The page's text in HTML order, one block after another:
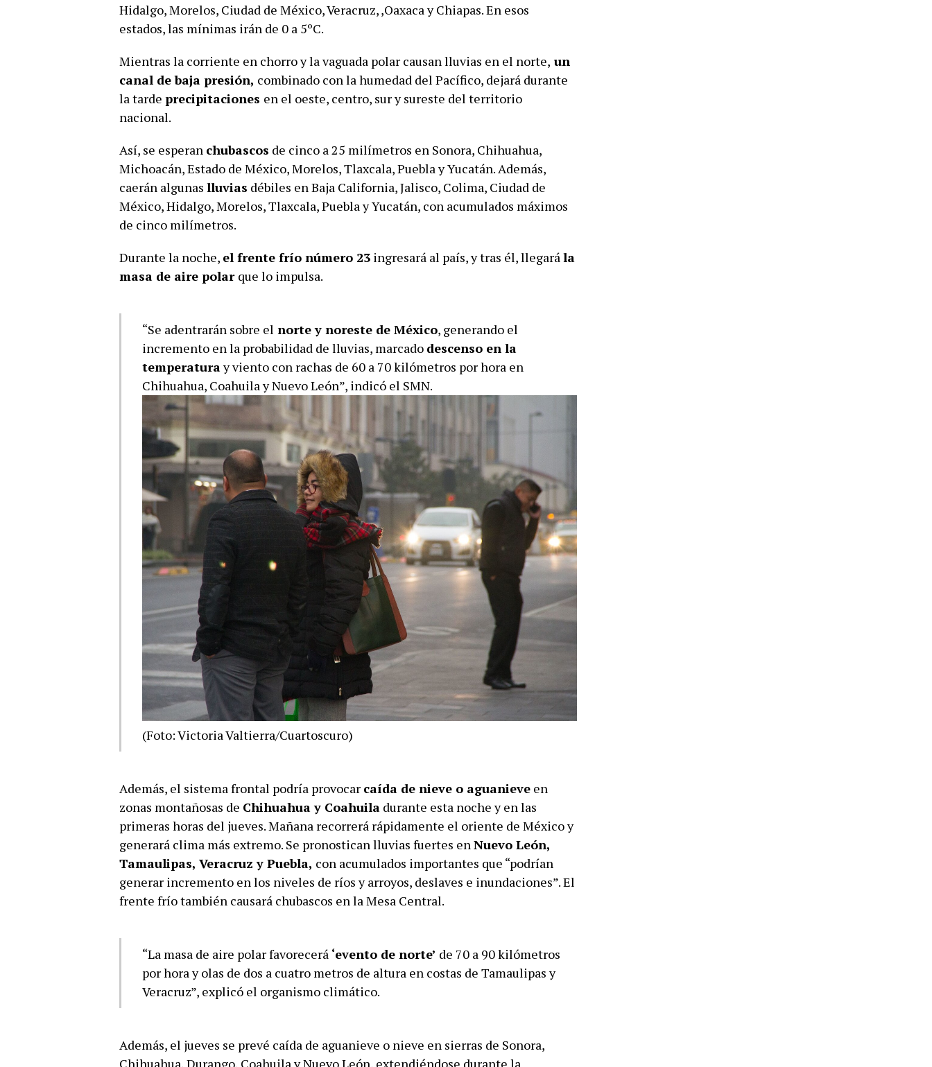
Hidalgo, Morelos, Ciudad de México, Veracruz, ,Oaxaca y Chiapas. En esos
estados, las mínimas irán de 0 a 5ºC.
Mientras la corriente en chorro y la vaguada polar causan lluvias en el norte, un
canal de baja presión, combinado con la humedad del Pacífico, dejará durante
la tarde precipitaciones en el oeste, centro, sur y sureste del territorio
nacional.
Así, se esperan chubascos de cinco a 25 milímetros en Sonora, Chihuahua,
Michoacán, Estado de México, Morelos, Tlaxcala, Puebla y Yucatán. Además,
caerán algunas lluvias débiles en Baja California, Jalisco, Colima, Ciudad de
México, Hidalgo, Morelos, Tlaxcala, Puebla y Yucatán, con acumulados máximos
de cinco milímetros.
Durante la noche, el frente frío número 23 ingresará al país, y tras él, llegarála
masa de aire polar que lo impulsa.
“Se adentrarán sobre el norte y noreste de México, generando el
incremento en la probabilidad de lluvias, marcado descenso en la
temperaturay viento con rachas de 60 a 70 kilómetros por hora en
Chihuahua, Coahuila y Nuevo León”, indicó el SMN.
(Foto: Victoria Valtierra/Cuartoscuro)
Además, el sistema frontal podría provocar caída de nieve o aguanieve en
zonas montañosas de Chihuahua y Coahuila durante esta noche y en las
primeras horas del jueves. Mañana recorrerá rápidamente el oriente de México y
generará clima más extremo. Se pronostican lluvias fuertes enNuevo León,
Tamaulipas, Veracruz y Puebla, con acumulados importantes que “podrían
generar incremento en los niveles de ríos y arroyos, deslaves e inundaciones”. El
frente frío también causará chubascos en la Mesa Central.
“La masa de aire polar favorecerá ‘evento de norte’ de 70 a 90 kilómetros
por hora y olas de dos a cuatro metros de altura en costas de Tamaulipas y
Veracruz”, explicó el organismo climático.
Además, el jueves se prevé caída de aguanieve o nieve en sierras de Sonora,